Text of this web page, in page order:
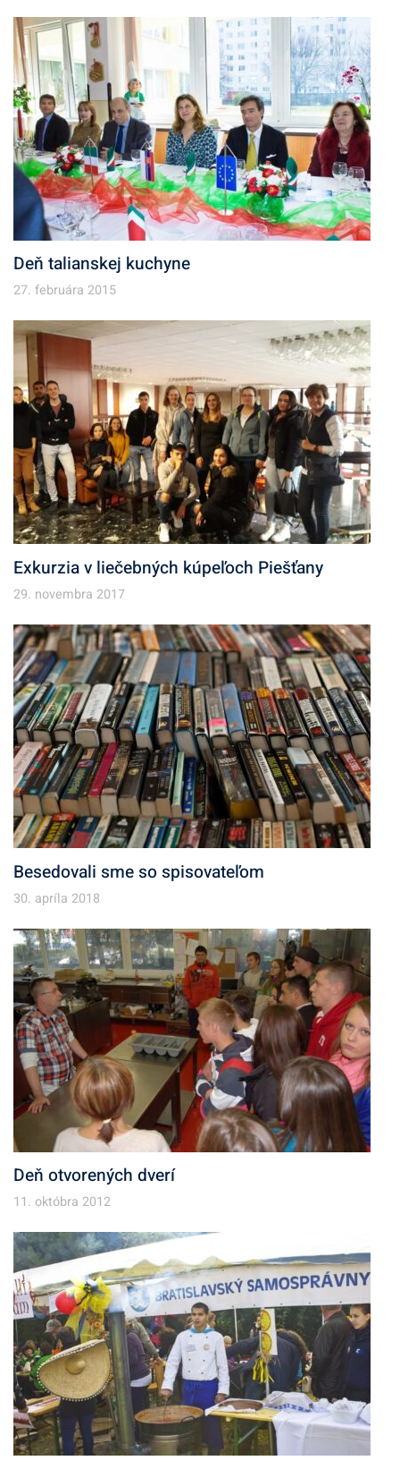
Deň talianskej kuchyne
27. februára 2015
Exkurzia v liečebných kúpeľoch Piešťany
29. novembra 2017
Besedovali sme so spisovateľom
30. apríla 2018
Deň otvorených dverí
11. októbra 2012